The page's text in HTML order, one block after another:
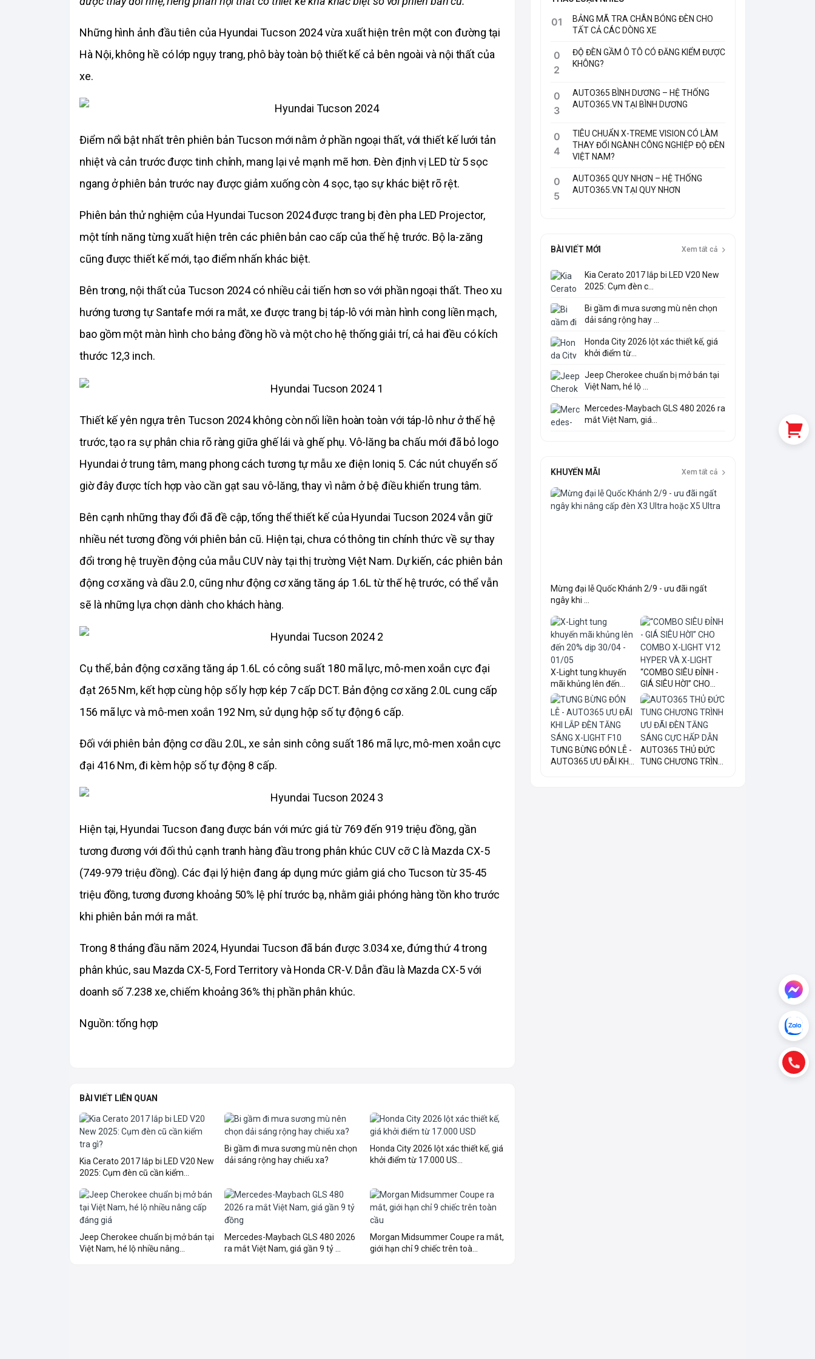
Những hình ảnh đầu tiên của Hyundai Tucson 2024 vừa xuất hiện trên một con đường tại
Hà Nội, không hề có lớp ngụy trang, phô bày toàn bộ thiết kế cả bên ngoài và nội thất của
xe.
Điểm nổi bật nhất trên phiên bản Tucson mới nằm ở phần ngoại thất, với thiết kế lưới tản
nhiệt và cản trước được tinh chỉnh, mang lại vẻ mạnh mẽ hơn. Đèn định vị LED từ 5 sọc
ngang ở phiên bản trước nay được giảm xuống còn 4 sọc, tạo sự khác biệt rõ rệt.
Phiên bản thử nghiệm của Hyundai Tucson 2024 được trang bị đèn pha LED Projector,
một tính năng từng xuất hiện trên các phiên bản cao cấp của thế hệ trước. Bộ la-zăng
cũng được thiết kế mới, tạo điểm nhấn khác biệt.
Bên trong, nội thất của Tucson 2024 có nhiều cải tiến hơn so với phần ngoại thất. Theo xu
hướng tương tự Santafe mới ra mắt, xe được trang bị táp-lô với màn hình cong liền mạch,
bao gồm một màn hình cho bảng đồng hồ và một cho hệ thống giải trí, cả hai đều có kích
thước 12,3 inch.
Thiết kế yên ngựa trên Tucson 2024 không còn nối liền hoàn toàn với táp-lô như ở thế hệ
trước, tạo ra sự phân chia rõ ràng giữa ghế lái và ghế phụ. Vô-lăng ba chấu mới đã bỏ logo
Hyundai ở trung tâm, mang phong cách tương tự mẫu xe điện Ioniq 5. Các nút chuyển số
giờ đây được tích hợp vào cần gạt sau vô-lăng, thay vì nằm ở bệ điều khiển trung tâm.
Bên cạnh những thay đổi đã đề cập, tổng thể thiết kế của Hyundai Tucson 2024 vẫn giữ
nhiều nét tương đồng với phiên bản cũ. Hiện tại, chưa có thông tin chính thức về sự thay
đổi trong hệ truyền động của mẫu CUV này tại thị trường Việt Nam. Dự kiến, các phiên bản
động cơ xăng và dầu 2.0, cũng như động cơ xăng tăng áp 1.6L từ thế hệ trước, có thể vẫn
sẽ là những lựa chọn dành cho khách hàng.
Cụ thể, bản động cơ xăng tăng áp 1.6L có công suất 180 mã lực, mô-men xoắn cực đại
đạt 265 Nm, kết hợp cùng hộp số ly hợp kép 7 cấp DCT. Bản động cơ xăng 2.0L cung cấp
156 mã lực và mô-men xoắn 192 Nm, sử dụng hộp số tự động 6 cấp.
Đối với phiên bản động cơ dầu 2.0L, xe sản sinh công suất 186 mã lực, mô-men xoắn cực
đại 416 Nm, đi kèm hộp số tự động 8 cấp.
Hiện tại, Hyundai Tucson đang được bán với mức giá từ 769 đến 919 triệu đồng, gần
tương đương với đối thủ cạnh tranh hàng đầu trong phân khúc CUV cỡ C là Mazda CX-5
(749-979 triệu đồng). Các đại lý hiện đang áp dụng mức giảm giá cho Tucson từ 35-45
triệu đồng, tương đương khoảng 50% lệ phí trước bạ, nhằm giải phóng hàng tồn kho trước
khi phiên bản mới ra mắt.
Trong 8 tháng đầu năm 2024, Hyundai Tucson đã bán được 3.034 xe, đứng thứ 4 trong
phân khúc, sau Mazda CX-5, Ford Territory và Honda CR-V. Dẫn đầu là Mazda CX-5 với
doanh số 7.238 xe, chiếm khoảng 36% thị phần phân khúc.
Nguồn: tổng hợp
BÀI VIẾT LIÊN QUAN
Kia Cerato 2017 lắp bi LED V20 New
2025: Cụm đèn cũ cần kiểm...
Bi gầm đi mưa sương mù nên chọn
dải sáng rộng hay chiếu xa?
Honda City 2026 lột xác thiết kế, giá
khởi điểm từ 17.000 US...
Jeep Cherokee chuẩn bị mở bán tại
Việt Nam, hé lộ nhiều nâng...
Mercedes-Maybach GLS 480 2026
ra mắt Việt Nam, giá gần 9 tỷ ...
Morgan Midsummer Coupe ra mắt,
giới hạn chỉ 9 chiếc trên toà...
01
BẢNG MÃ TRA CHÂN BÓNG ĐÈN CHO
TẤT CẢ CÁC DÒNG XE
0
2
ĐỘ ĐÈN GẦM Ô TÔ CÓ ĐĂNG KIỂM ĐƯỢC
KHÔNG?
0
3
AUTO365 BÌNH DƯƠNG – HỆ THỐNG
AUTO365.VN TẠI BÌNH DƯƠNG
0
4
TIÊU CHUẨN X-TREME VISION CÓ LÀM
THAY ĐỔI NGÀNH CÔNG NGHIỆP ĐỘ ĐÈN
VIỆT NAM?
0
5
AUTO365 QUY NHƠN – HỆ THỐNG
AUTO365.VN TẠI QUY NHƠN
BÀI VIẾT MỚI Xem tất cả
Kia Cerato 2017 lắp bi LED V20 New
2025: Cụm đèn c...
Bi gầm đi mưa sương mù nên chọn
dải sáng rộng hay ...
Honda City 2026 lột xác thiết kế, giá
khởi điểm từ...
Jeep Cherokee chuẩn bị mở bán tại
Việt Nam, hé lộ ...
Mercedes-Maybach GLS 480 2026 ra
mắt Việt Nam, giá...
KHUYẾN MÃI Xem tất cả
Mừng đại lễ Quốc Khánh 2/9 - ưu đãi ngất
ngây khi ...
X-Light tung khuyến
mãi khủng lên đến
20...
“COMBO SIÊU ĐỈNH -
GIÁ SIÊU HỜI” CHO
COM...
TƯNG BỪNG ĐÓN LỄ -
AUTO365 ƯU ĐÃI KHI
AUTO365 THỦ ĐỨC
TUNG CHƯƠNG TRÌNH